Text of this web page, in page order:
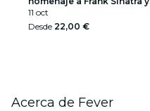
Louis Armstrong
11 oct
Desde 22,00 €
Acerca de Fever